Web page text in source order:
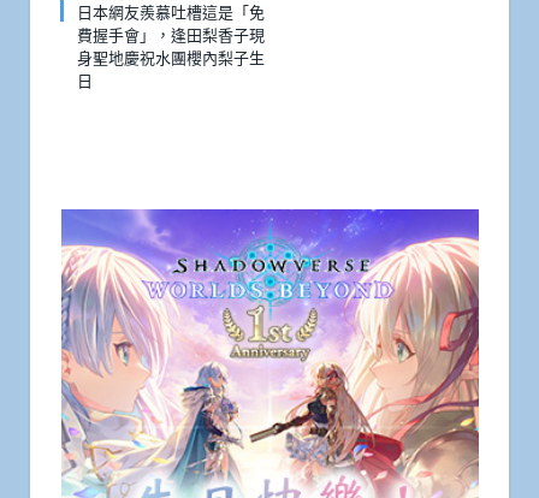
日本網友羨慕吐槽這是「免
費握手會」，逢田梨香子現
身聖地慶祝水團櫻內梨子生
日